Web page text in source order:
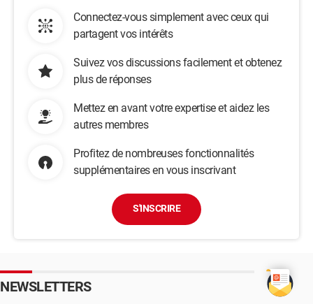
Connectez-vous simplement avec ceux qui
partagent vos intérêts
Suivez vos discussions facilement et obtenez
plus de réponses
Mettez en avant votre expertise et aidez les
autres membres
Profitez de nombreuses fonctionnalités
supplémentaires en vous inscrivant
S'INSCRIRE
NEWSLETTERS